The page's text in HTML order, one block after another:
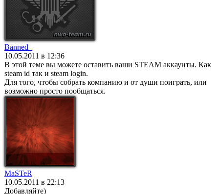
Banned_
10.05.2011 в 12:36
В этой теме вы можете оставить ваши STEAM аккаунты. Как
steam id так и steam login.
Для того, чтобы собрать компанию и от души поиграть, или
возможно просто пообщаться.
MaSTeR
10.05.2011 в 22:13
Добавляйте)